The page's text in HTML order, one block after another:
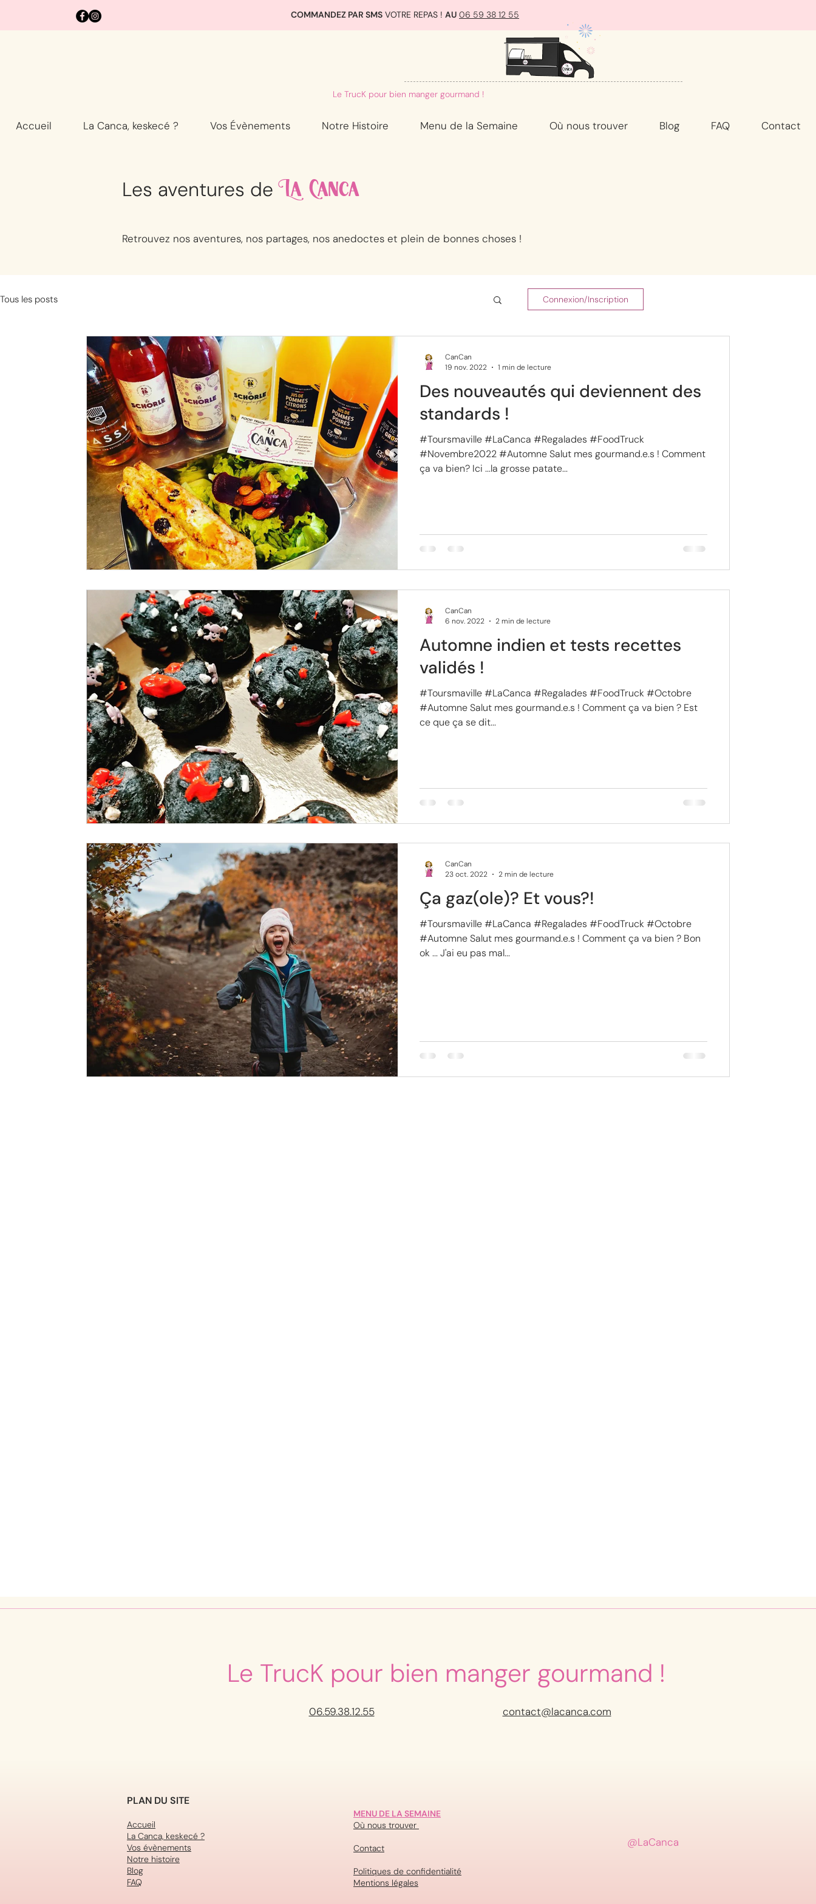
COMMANDEZ PAR SMS VOTRE REPAS ! AU 06 59 38 12 55
Le TrucK pour bien manger gourmand !
Accueil La Canca, keskecé ? Vos Évènements Notre Histoire Menu de la Semaine Où nous trouver Blog FAQ Contact
Les aventures deLa Canca
Retrouvez nos aventures, nos partages, nos anedoctes et plein de bonnes choses !
Tous les posts Connexion/Inscription
Des nouveautés qui deviennent des
standards !
#Toursmaville #LaCanca #Regalades #FoodTruck
#Novembre2022 #Automne Salut mes gourmand.e.s ! Comment
ça va bien? Ici ...la grosse patate...
CanCan
19 nov. 2022
1 min de lecture
Automne indien et tests recettes
validés !
#Toursmaville #LaCanca #Regalades #FoodTruck #Octobre
#Automne Salut mes gourmand.e.s ! Comment ça va bien ? Est
ce que ça se dit...
CanCan
6 nov. 2022
2 min de lecture
Ça gaz(ole)? Et vous?!
#Toursmaville #LaCanca #Regalades #FoodTruck #Octobre
#Automne Salut mes gourmand.e.s ! Comment ça va bien ? Bon
ok ... J'ai eu pas mal...
CanCan
23 oct. 2022
2 min de lecture
Le TrucK pour bien manger gourmand !
06.59.38.12.55 contact@lacanca.com
PLAN DU SITE
Accueil
La Canca, keskecé ?
Vos évènements
Notre histoire
Blog
FAQ
MENU DE LA SEMAINE
Où nous trouver
Contact
Politiques de confidentialité
Mentions légales
@LaCanca